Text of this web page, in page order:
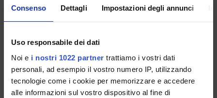
Consenso Dettagli Impostazioni degli annunci
Uso responsabile dei dati
Noi e i nostri 1022 partner trattiamo i vostri dati
personali, ad esempio il vostro numero IP, utilizzando
tecnologie come i cookie per memorizzare e accedere
alle informazioni sul vostro dispositivo al fine di
FARBE: GRÖSSENRATGEBER
GRÖSSE
BESCHREIBUNG